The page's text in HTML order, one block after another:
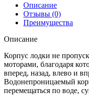
Описание
Отзывы (0)
Преимущества
Описание
Корпус лодки не
моторами, благодаря
вперед, назад, влево и
Водонепроницаемый
перемещаться по воде,